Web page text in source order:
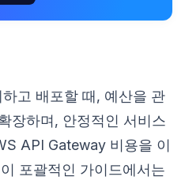
고 배포할 때, 예산을 관
장하며, 안정적인 서비스
API Gateway 비용을 이
포괄적인 가이드에서는